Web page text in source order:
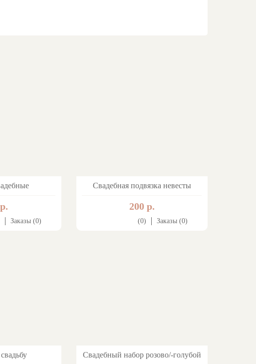
Заказы (0)
Свадебная подвязка невесты
200 р.
(0) Заказы (0)
Свадебный набор розово/-голубой